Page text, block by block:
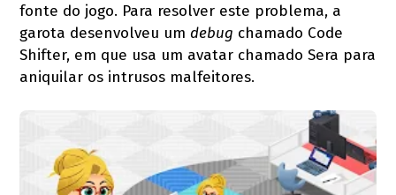
fonte do jogo. Para resolver este problema, a
garota desenvolveu umdebug chamado Code
Shifter, em que usa um avatar chamado Sera para
aniquilar os intrusos malfeitores.